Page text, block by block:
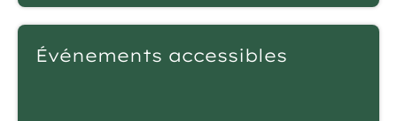
Événements accessibles